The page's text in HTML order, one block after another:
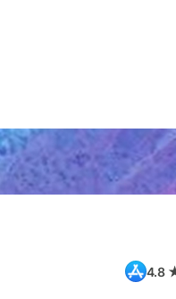
4.8